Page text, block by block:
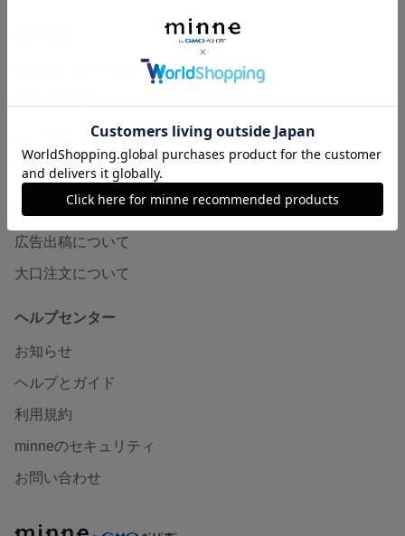
minneとものづくりと
minneの本
企業の方へ
広告出稿について
大口注文について
ヘルプセンター
お知らせ
ヘルプとガイド
利用規約
minneのセキュリティ
お問い合わせ